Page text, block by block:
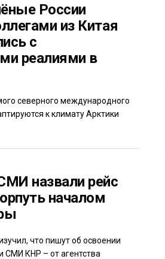
России
из Китая
с
реалиями в
северного международного
к климату Арктики
назвали рейс
началом
что пишут об освоении
СМИ КНР – от агентства